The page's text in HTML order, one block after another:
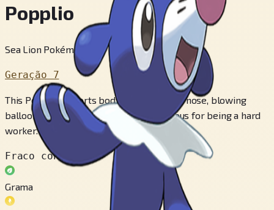
Popplio
Sea Lion Pokémon
Geração 7
This Pokémon snorts body fluids from its nose, blowing
balloons to smash into its foes. It’s famous for being a hard
worker.
Fraco contra
Grama